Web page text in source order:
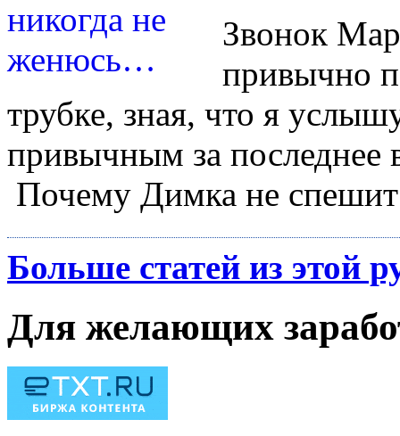
Звонок
привычно
трубке, зная, что я
привычным за последнее
Почему Димка не
Больше статей из этой
Для желающих